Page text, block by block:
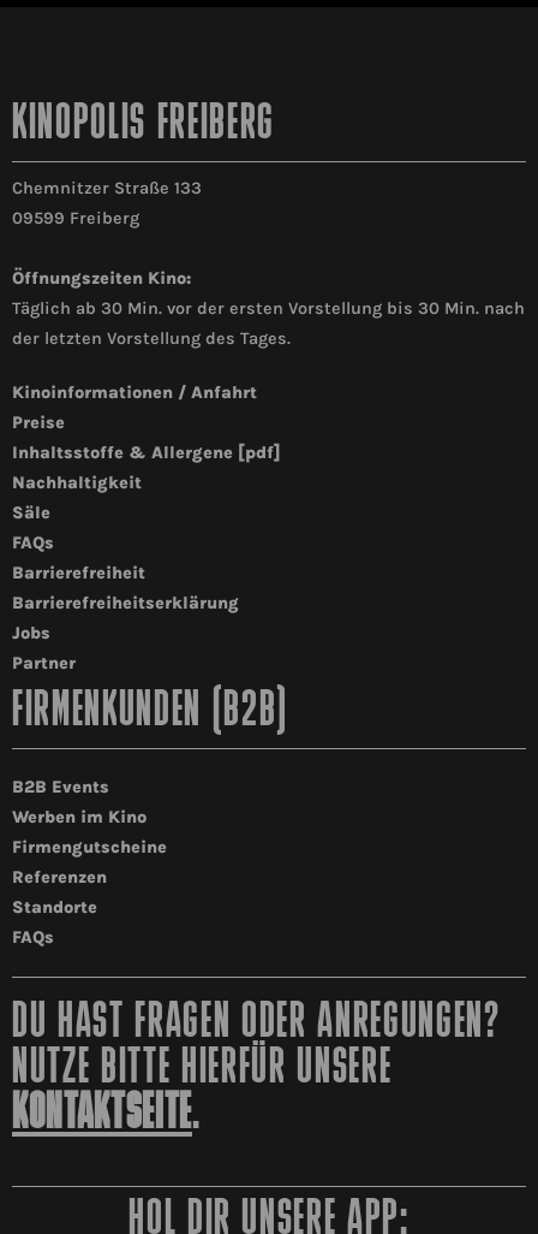
KINOPOLIS FREIBERG
Chemnitzer Straße 133
09599 Freiberg
Öffnungszeiten Kino:
Täglich ab 30 Min. vor der ersten Vorstellung bis 30 Min. nach
der letzten Vorstellung des Tages.
Kinoinformationen / Anfahrt
Preise
Inhaltsstoffe & Allergene [pdf]
Nachhaltigkeit
Säle
FAQs
Barrierefreiheit
Barrierefreiheitserklärung
Jobs
Partner
FIRMENKUNDEN (B2B)
B2B Events
Werben im Kino
Firmengutscheine
Referenzen
Standorte
FAQs
DU HAST FRAGEN ODER ANREGUNGEN?
NUTZE BITTE HIERFÜR UNSERE
KONTAKTSEITE.
HOL DIR UNSERE APP: